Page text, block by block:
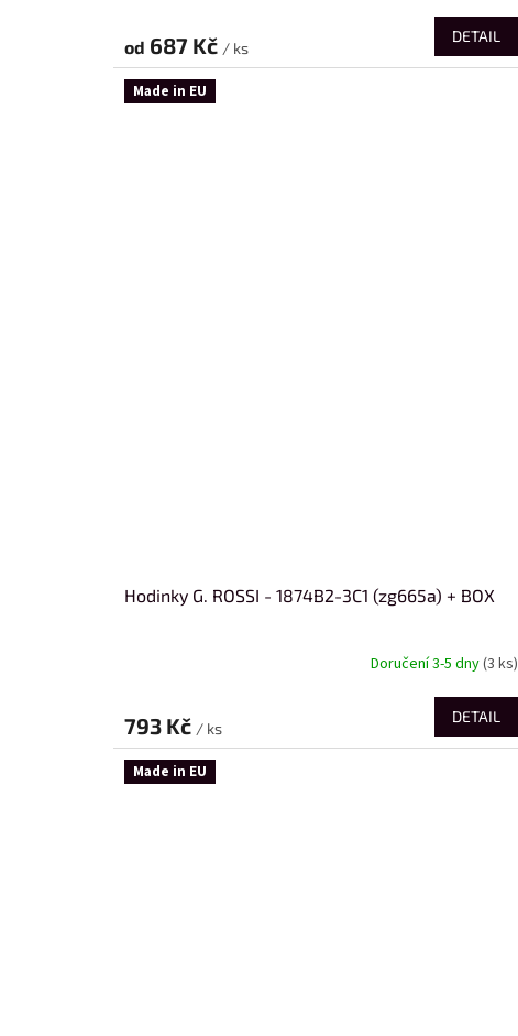
od 687 Kč / ks
DETAIL
Made in EU
Hodinky G. ROSSI - 1874B2-3C1 (zg665a) + BOX
Doručení 3-5 dny(3 ks)
793 Kč / ks
DETAIL
Made in EU